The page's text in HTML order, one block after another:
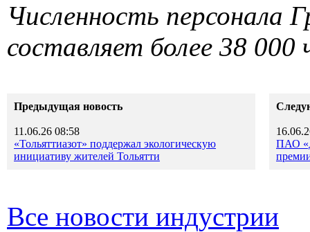
Численность персонала
составляет более 38 000
Предыдущая новость
11.06.26 08:58
«Тольяттиазот» поддержал экологическую
инициативу жителей Тольятти
ПАО
Все новости индустрии